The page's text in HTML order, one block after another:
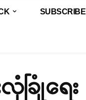
SUBSCRIBE
ခြုံရေး